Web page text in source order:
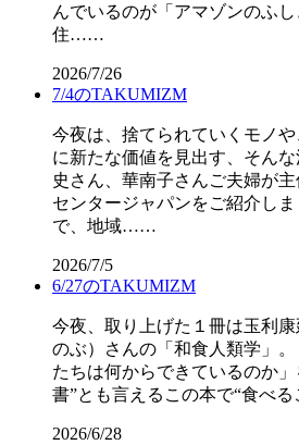
んでいるのが「アマゾンのふ
住……
2026/7/26
7/4のTAKUMIZM
今夜は、捨てられていくモノ
に新たな価値を見出す、そん
史さん、華南子さんご夫婦が
センタージャパンをご紹介し
で、地域……
2026/7/5
6/27のTAKUMIZM
今夜、取り上げた１冊は玉利
のぶ）さんの「和食人類学」
たちは何からできているのか
書”とも言えるこの本で“食べ
2026/6/28